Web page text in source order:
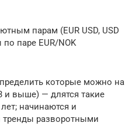
парам (EUR USD, USD
по паре EUR/NOK
которые можно на
и выше) — длятся такие
начинаются и
тренды разворотными